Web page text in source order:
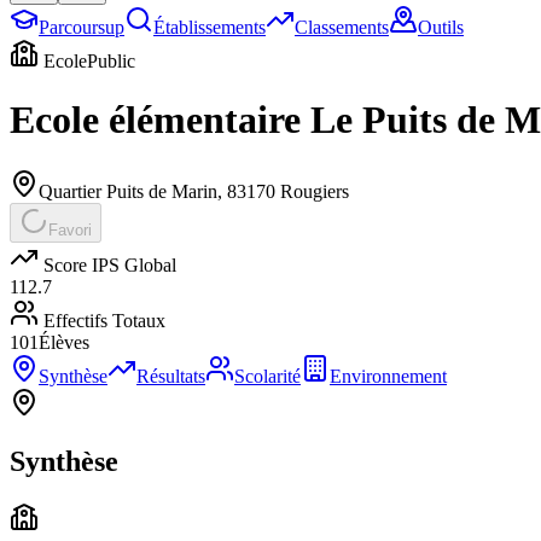
Parcoursup Établissements Classements
Outils
EcolePublic
Ecole élémentaire Le Puits de
Quartier Puits de Marin, 83170 Rougiers
Favori
Score IPS Global
112.7
Effectifs Totaux
101Élèves
Synthèse
Résultats Scolarité Environnement
Synthèse